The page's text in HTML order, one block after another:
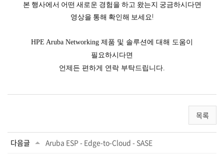
본 행사에서 어떤 새로운 경험을 하고 왔는지 궁금하시다면
영상을 통해 확인해 보세요!
HPE Aruba Networking 제품 및 솔루션에 대해 도움이
필요하시다면
언제든 편하게 연락 부탁드립니다.
목록
다음글 Aruba ESP - Edge-to-Cloud - SASE